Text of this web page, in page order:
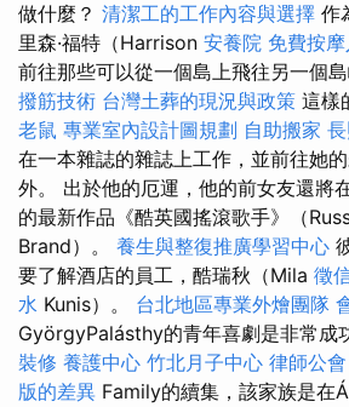
做什麼？ 清潔工的工作內容與選擇 作
里森·福特（Harrison 安養院 免費按
前往那些可以從一個島上飛往另一個島
撥筋技術 台灣土葬的現況與政策 這樣
老鼠 專業室內設計圖規劃 自助搬家
在一本雜誌的雜誌上工作，並前往她
外。 出於他的厄運，他的前女友還將
的最新作品《酷英國搖滾歌手》（
Brand）。 養生與整復推廣學習中心
要了解酒店的員工，酷瑞秋（Mila 徵
水 Kunis）。 台北地區專業外燴團隊
GyörgyPalásthy的青年喜劇是非常成
裝修 養護中心 竹北月子中心 律師公會
版的差異 Family的續集，該家族是在